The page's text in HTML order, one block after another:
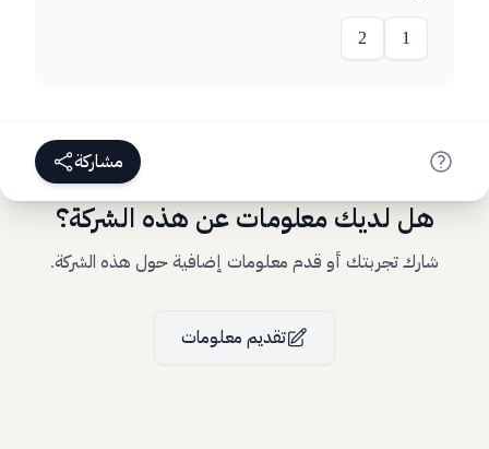
1
2
مشاركة
هل لديك معلومات عن هذه الشركة؟
شارك تجربتك أو قدم معلومات إضافية حول هذه الشركة.
تقديم معلومات